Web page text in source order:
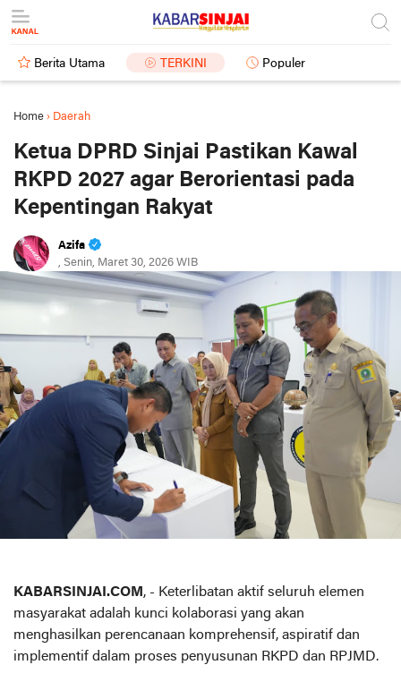
Berita Utama TERKINI Populer
Home › Daerah
Ketua DPRD Sinjai Pastikan Kawal
RKPD 2027 agar Berorientasi pada
Kepentingan Rakyat
Azifa
, Senin, Maret 30, 2026 WIB
KABARSINJAI.COM , - Keterlibatan aktif seluruh elemen
masyarakat adalah kunci kolaborasi yang akan
menghasilkan perencanaan komprehensif, aspiratif dan
implementif dalam proses penyusunan RKPD dan RPJMD.